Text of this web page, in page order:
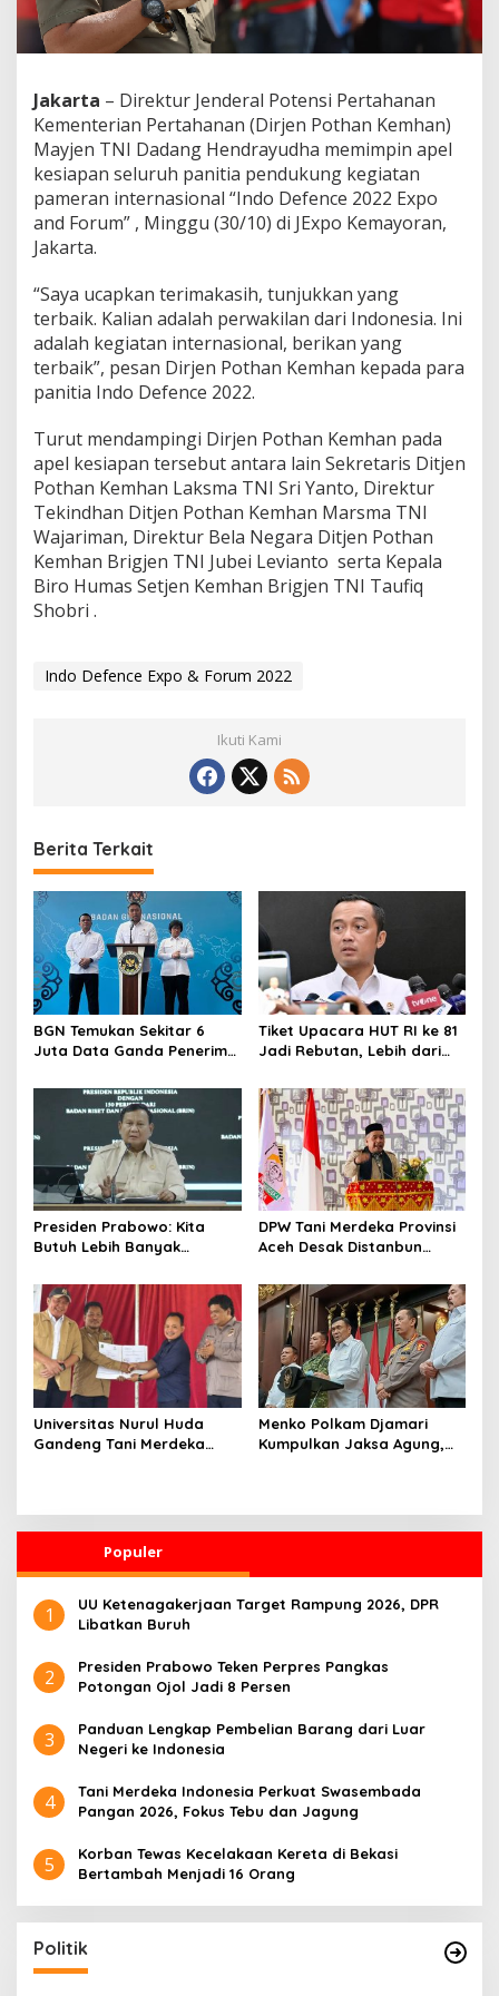
b
e
s
r
d
i
A
s
i
a
T
g
g
r
a
n
o
D
e
f
e
n
c
p
o
r
u
2
Jakarta – Direktur Jenderal Potensi Pertahanan
Kementerian Pertahanan (Dirjen Pothan Kemhan)
Mayjen TNI Dadang Hendrayudha memimpin apel
kesiapan seluruh panitia pendukung kegiatan
pameran internasional “Indo Defence 2022 Expo
and Forum” , Minggu (30/10) di JExpo Kemayoran,
Jakarta.
“Saya ucapkan terimakasih, tunjukkan yang
terbaik. Kalian adalah perwakilan dari Indonesia. Ini
adalah kegiatan internasional, berikan yang
terbaik”, pesan Dirjen Pothan Kemhan kepada para
panitia Indo Defence 2022.
Turut mendampingi Dirjen Pothan Kemhan pada
apel kesiapan tersebut antara lain Sekretaris Ditjen
Pothan Kemhan Laksma TNI Sri Yanto, Direktur
Tekindhan Ditjen Pothan Kemhan Marsma TNI
Wajariman, Direktur Bela Negara Ditjen Pothan
Kemhan Brigjen TNI Jubei Levianto serta Kepala
Biro Humas Setjen Kemhan Brigjen TNI Taufiq
Shobri .
Indo Defence Expo & Forum 2022
Ikuti Kami
Berita Terkait
BGN Temukan Sekitar 6
Juta Data Ganda Penerima
Sudaryono
Tiket Upacara HUT RI ke 81
Jadi Rebutan, Lebih dari
dalam Sehari
Presiden Prabowo: Kita
Butuh Lebih Banyak
Sains dan Teknologi
DPW Tani Merdeka Provinsi
Aceh Desak Distanbun
Rehabilitasi Lahan
Pertanian Pascabanjir
Universitas Nurul Huda
Gandeng Tani Merdeka
Menko Polkam Djamari
Kumpulkan Jaksa Agung,
Populer
1
UU Ketenagakerjaan Target Rampung 2026, DPR
Libatkan Buruh
2
Presiden Prabowo Teken Perpres Pangkas
Potongan Ojol Jadi 8 Persen
3
Panduan Lengkap Pembelian Barang dari Luar
Negeri ke Indonesia
4
Tani Merdeka Indonesia Perkuat Swasembada
Pangan 2026, Fokus Tebu dan Jagung
5
Korban Tewas Kecelakaan Kereta di Bekasi
Bertambah Menjadi 16 Orang
Politik